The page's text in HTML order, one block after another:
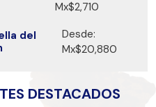
Mx$2,710
del
Desde:
Mx$20,880
DESTACADOS